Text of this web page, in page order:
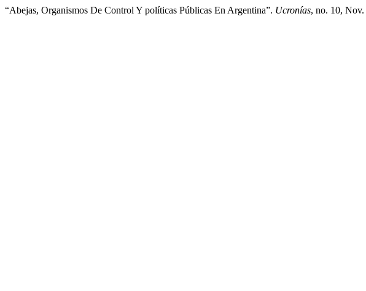
“Abejas, Organismos De Control Y políticas Públicas En Argentina”. Ucronías, no. 10,